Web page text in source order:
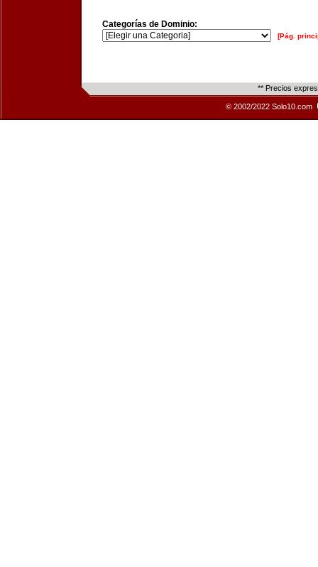
Categorías de Dominio:
[Pág.
** Precios
© 2002/2022 Solo10.com